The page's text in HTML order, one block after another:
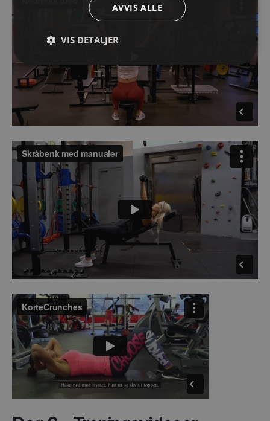
AVVIS ALLE
VIS DETALJER